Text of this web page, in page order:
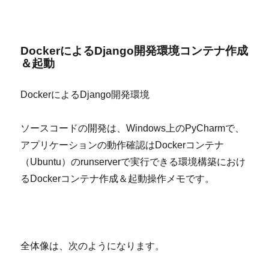
DockerによるDjango開発環境コンテナ作成
＆起動
DockerによるDjango開発環境
ソースコードの開発は、Windows上のPyCharmで、
アプリケーションの動作確認はDockerコンテナ
（Ubuntu）のrunserverで実行できる環境構築におけ
るDockerコンテナ作成＆起動操作メモです。
全体像は、次のようになります。